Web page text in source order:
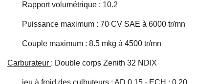
Rapport volumétrique : 10.2
Puissance maximum : 70 CV SAE à 6000 tr/mn
Couple maximum : 8.5 mkg à 4500 tr/mn
Carburateur : Double corps Zenith 32 NDIX
jeu à froid des culbuteurs : AD 0.15 - ECH : 0.20